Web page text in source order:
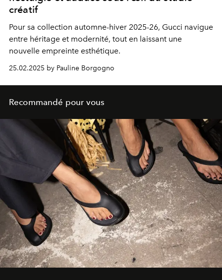
créatif
Pour sa collection automne-hiver 2025-26, Gucci navigue
entre héritage et modernité, tout en laissant une
nouvelle empreinte esthétique.
25.02.2025 by Pauline Borgogno
Recommandé pour vous